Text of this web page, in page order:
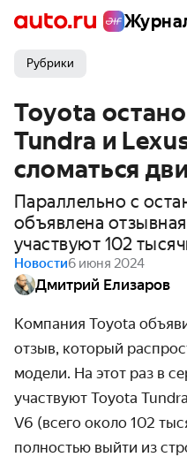
Рубрики
Toyota
Tundra и
сломаться
Параллельно с
объявлена
участвуют 102
Новости6 июня 2024
Дмитрий Елизаров
Компания Toyota
отзыв, который
модели. На этот раз в
участвуют Toyota
V6 (всего около 102
полностью выйти из